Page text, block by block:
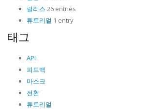
릴리스 26 entries
튜토리얼 1 entry
태그
API
피드백
마스크
전환
튜토리얼